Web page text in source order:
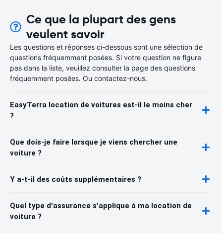
Ce que la plupart des gens
veulent savoir
Les questions et réponses ci-dessous sont une sélection de
questions fréquemment posées. Si votre question ne figure
pas dans la liste, veuillez consulter la page des questions
fréquemment posées. Ou contactez-nous.
EasyTerra location de voitures est-il le moins cher
?
Que dois-je faire lorsque je viens chercher une
voiture ?
Y a-t-il des coûts supplémentaires ?
Quel type d'assurance s'applique à ma location de
voiture ?